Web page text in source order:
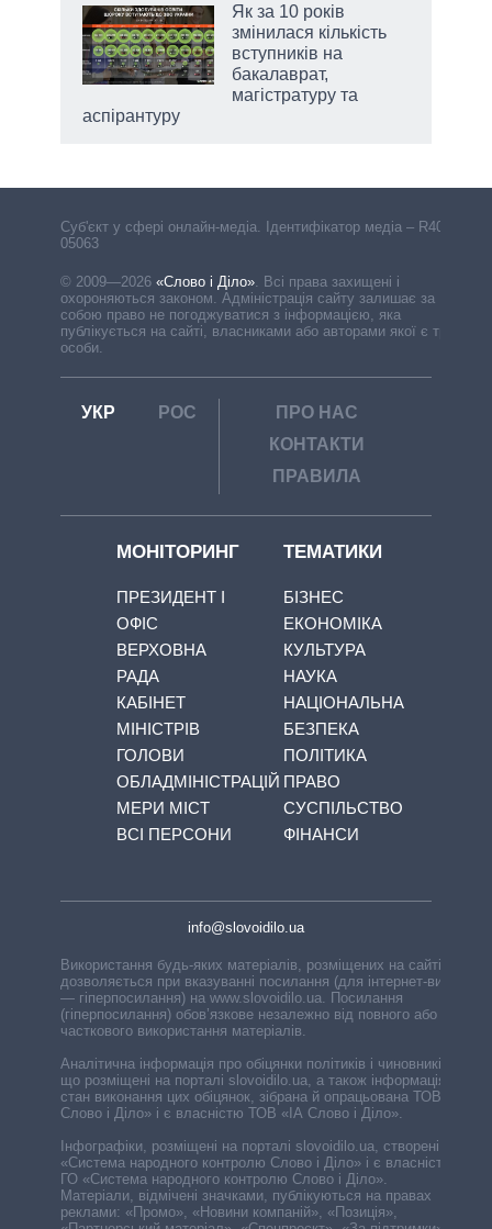
Як за 10 років
змінилася кількість
вступників на
бакалаврат,
магістратуру та
аспірантуру
Cуб'єкт у сфері онлайн-медіа. Ідентифікатор медіа – R40-
05063
© 2009—2026 «Слово і Діло» Всі права захищені і
охороняються законом. Адміністрація сайту залишає за
собою право не погоджуватися з інформацією, яка
публікується на сайті, власниками або авторами якої є треті
особи.
УКР РОС
ПРО НАС
КОНТАКТИ
ПРАВИЛА
МОНІТОРИНГ
ПРЕЗИДЕНТ І
ОФІС
ВЕРХОВНА
РАДА
КАБІНЕТ
МІНІСТРІВ
ГОЛОВИ
ОБЛАДМІНІСТРАЦІЙ
МЕРИ МІСТ
ВСІ ПЕРСОНИ
ТЕМАТИКИ
БІЗНЕС
ЕКОНОМІКА
КУЛЬТУРА
НАУКА
НАЦІОНАЛЬНА
БЕЗПЕКА
ПОЛІТИКА
ПРАВО
СУСПІЛЬСТВО
ФІНАНСИ
info@slovoidilo.ua
Використання будь-яких матеріалів, розміщених на сайті,
дозволяється при вказуванні посилання (для інтернет-видань
— гіперпосилання) на www.slovoidilo.ua. Посилання
(гіперпосилання) обов’язкове незалежно від повного або
часткового використання матеріалів.
Аналітична інформація про обіцянки політиків і чиновників,
що розміщені на порталі slovoidilo.ua, а також інформація про
стан виконання цих обіцянок, зібрана й опрацьована ТОВ «ІА
Слово і Діло» і є власністю ТОВ «ІА Слово і Діло».
Інфографіки, розміщені на порталі slovoidilo.ua, створені ГО
«Система народного контролю Слово і Діло» і є власністю
ГО «Система народного контролю Слово і Діло».
Матеріали, відмічені значками, публікуються на правах
реклами: «Промо», «Новини компаній», «Позиція»,